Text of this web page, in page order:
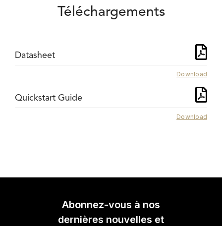
Téléchargements
Datasheet
Download
Quickstart Guide
Download
Abonnez-vous à nos
dernières nouvelles et